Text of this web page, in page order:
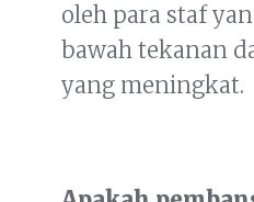
oleh para staf
bawah tekanan
yang meningkat.